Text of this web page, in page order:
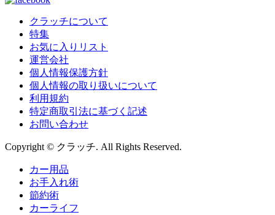
クラッチについて
特集
お気に入りリスト
運営会社
個人情報保護方針
個人情報の取り扱いについて
利用規約
特定商取引法に基づく記述
お問い合わせ
Copyright © クラッチ. All Rights Reserved.
カー用品
お手入れ術
節約術
カーライフ